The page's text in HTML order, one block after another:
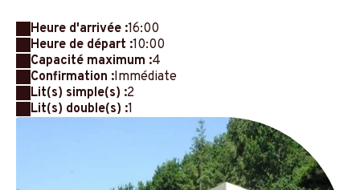
Heure d'arrivée :16:00
Heure de départ :10:00
Capacité maximum :4
Confirmation :Immédiate
Lit(s) simple(s) :2
Lit(s) double(s) :1